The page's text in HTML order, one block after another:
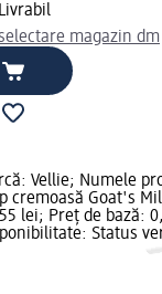
Livrabil
magazin dm
Vellie; Numele
cremoasă Goat's
lei; Preț de bază:
Status